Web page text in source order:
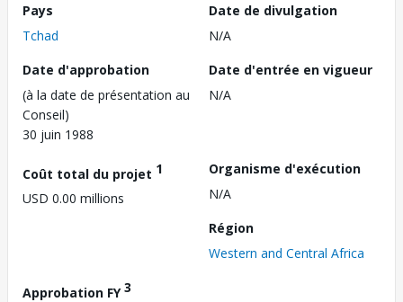
Pays
Tchad
Date de divulgation
N/A
Date d'approbation
(à la date de présentation au
Conseil)
30 juin 1988
Date d'entrée en vigueur
N/A
Coût total du projet 1
USD 0.00 millions
Organisme d'exécution
N/A
Région
Western and Central Africa
Approbation FY3